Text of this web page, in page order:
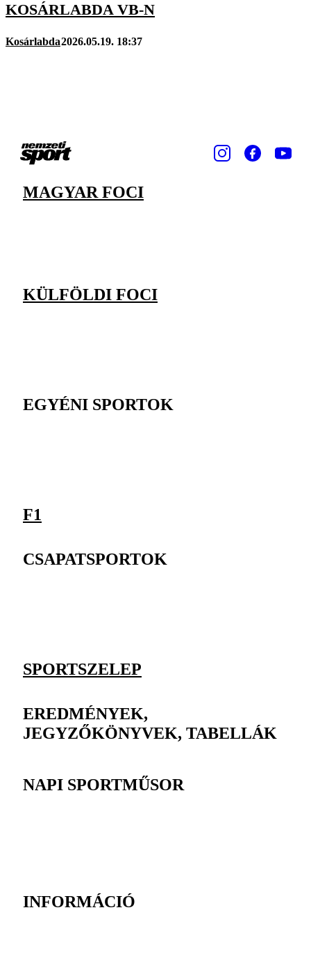
KOSÁRLABDA VB-N
Kosárlabda2026.05.19. 18:37
MAGYAR FOCI
KÜLFÖLDI FOCI
EGYÉNI SPORTOK
F1
CSAPATSPORTOK
SPORTSZELEP
EREDMÉNYEK,
JEGYZŐKÖNYVEK, TABELLÁK
NAPI SPORTMŰSOR
INFORMÁCIÓ